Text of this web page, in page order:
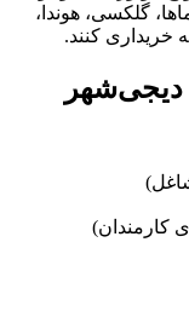
گلکسی، هوندا،
دیجی‌شهر
کارمندان)